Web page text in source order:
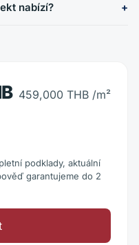
nabízí?
459,000 THB /m²
podklady, aktuální
garantujeme do 2